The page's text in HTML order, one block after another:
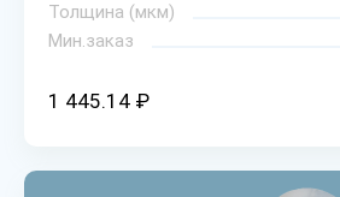
Толщина (мкм)
Мин.заказ
1 445.14 ₽